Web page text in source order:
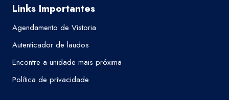
Links Importantes
Agendamento de Vistoria
Autenticador de laudos
Encontre a unidade mais próxima
Política de privacidade